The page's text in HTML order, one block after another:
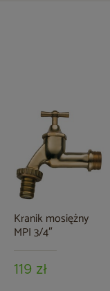
Kranik mosiężny
MPI 3/4″
119 zł